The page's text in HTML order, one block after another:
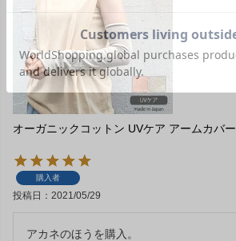
オーガニックコットン UVケア アームカバー
購入者
投稿日 2021/05/29
アカネのほうを購入。